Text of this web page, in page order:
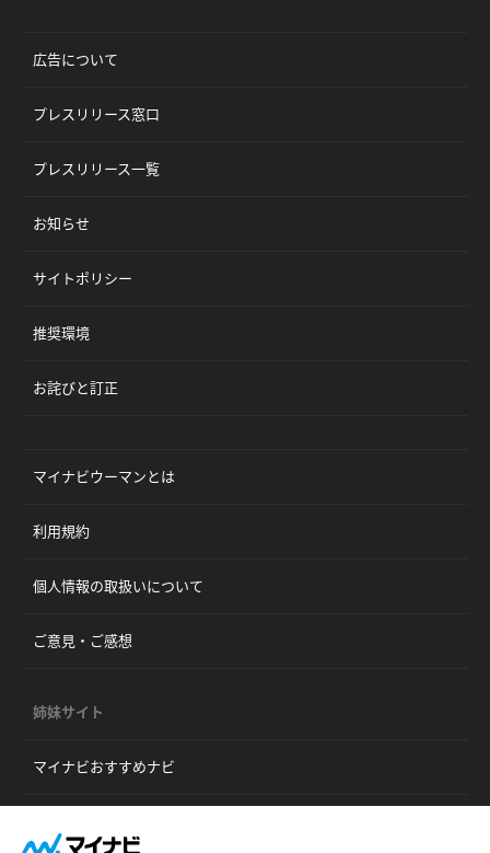
広告について
プレスリリース窓口
プレスリリース一覧
お知らせ
サイトポリシー
推奨環境
お詫びと訂正
マイナビウーマンとは
利用規約
個人情報の取扱いについて
ご意見・ご感想
姉妹サイト
マイナビおすすめナビ